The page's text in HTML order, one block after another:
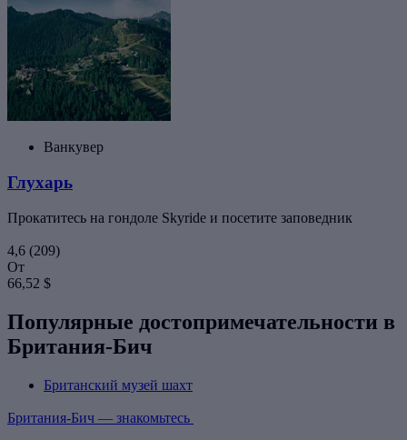
Ванкувер
Глухарь
Прокатитесь на гондоле Skyride и посетите заповедник
4,6 (209)
От
66,52 $
Популярные достопримечательности в
Британия-Бич
Британский музей шахт
Британия-Бич — знакомьтесь